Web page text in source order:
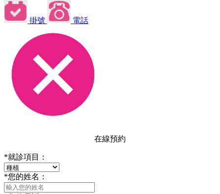
掛號 電話
在線預約
*就診項目：
*您的姓名：